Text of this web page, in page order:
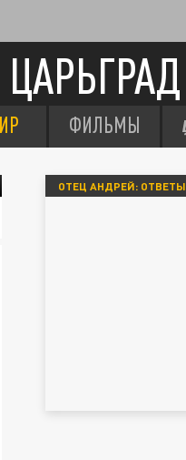
ЦАРЬГРАД
ФИЛЬМЫ
ОТЕЦ АНДРЕЙ: ОТВЕТЫ